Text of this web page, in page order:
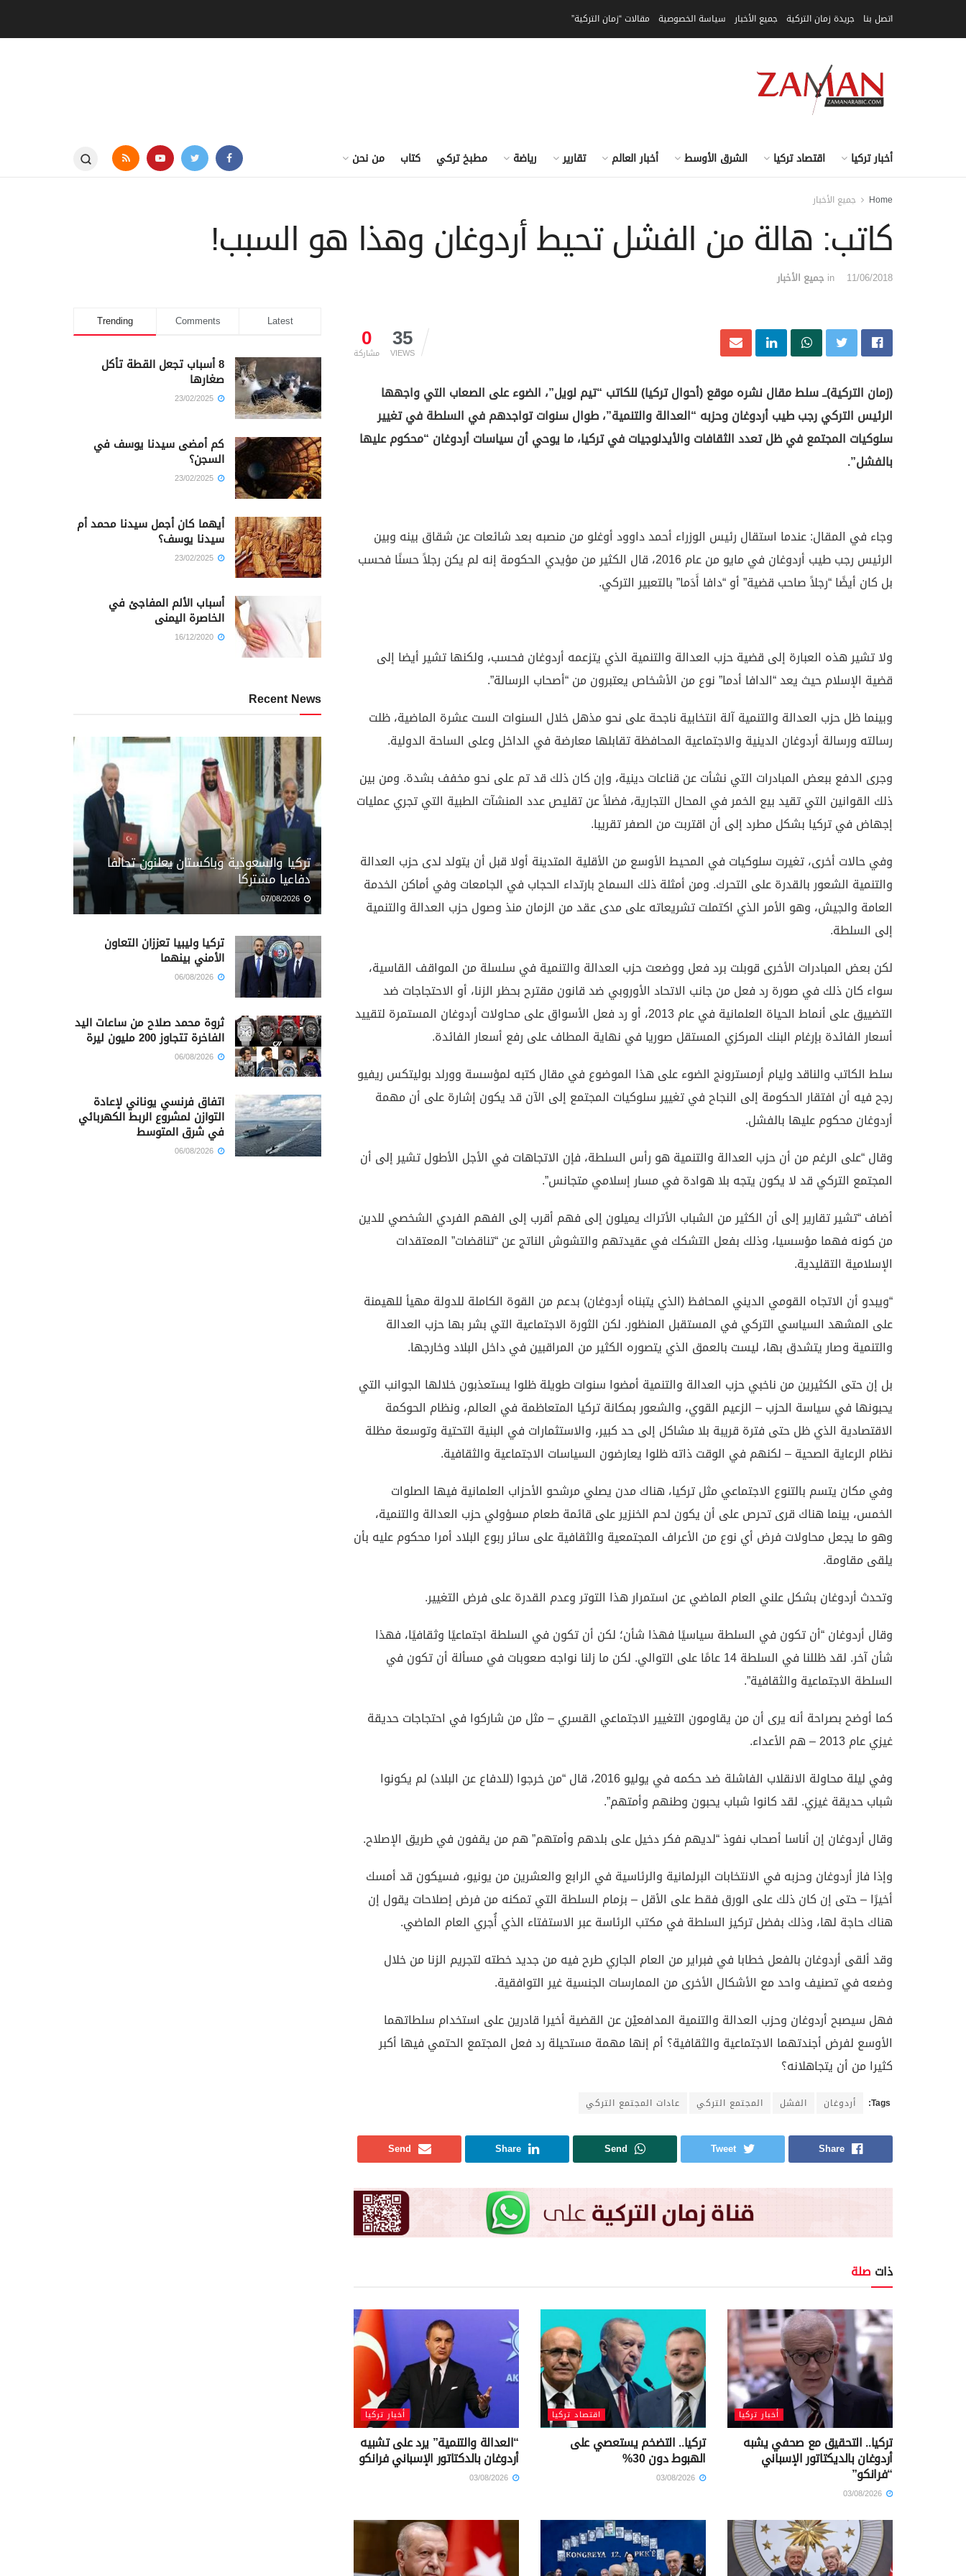
اتصل بنا جريدة زمان التركية جميع الأخبار سياسة الخصوصية مقالات “زمان التركية”
أخبار تركيا اقتصاد تركيا الشرق الأوسط أخبار العالم تقارير رياضة مطبخ تركي كتاب من نحن
Home جميع الأخبار
كاتب: هالة من الفشل تحيط أردوغان وهذا هو السبب!
11/06/2018
in جميع الأخبار
0
مشاركة 35
VIEWS
(زمان التركية)ــ سلط مقال نشره موقع (أحوال تركيا) للكاتب “تيم لويل”، الضوء على الصعاب التي واجهها
الرئيس التركي رجب طيب أردوغان وحزبه “العدالة والتنمية”، طوال سنوات تواجدهم في السلطة في تغيير
سلوكيات المجتمع في ظل تعدد الثقافات والأيدلوجيات في تركيا، ما يوحي أن سياسات أردوغان “محكوم عليها
بالفشل”.
وجاء في المقال: عندما استقال رئيس الوزراء أحمد داوود أوغلو من منصبه بعد شائعات عن شقاق بينه وبين
الرئيس رجب طيب أردوغان في مايو من عام 2016، قال الكثير من مؤيدي الحكومة إنه لم يكن رجلاً حسنًا فحسب
بل كان أيضًا “رجلاً صاحب قضية” أو “دافا أَدَما” بالتعبير التركي.
ولا تشير هذه العبارة إلى قضية حزب العدالة والتنمية الذي يتزعمه أردوغان فحسب، ولكنها تشير أيضا إلى
قضية الإسلام حيث يعد “الدافا أدما” نوع من الأشخاص يعتبرون من “أصحاب الرسالة”.
وبينما ظل حزب العدالة والتنمية آلة انتخابية ناجحة على نحو مذهل خلال السنوات الست عشرة الماضية، ظلت
رسالته ورسالة أردوغان الدينية والاجتماعية المحافظة تقابلها معارضة في الداخل وعلى الساحة الدولية.
وجرى الدفع ببعض المبادرات التي نشأت عن قناعات دينية، وإن كان ذلك قد تم على نحو مخفف بشدة. ومن بين
ذلك القوانين التي تقيد بيع الخمر في المحال التجارية، فضلاً عن تقليص عدد المنشآت الطبية التي تجري عمليات
إجهاض في تركيا بشكل مطرد إلى أن اقتربت من الصفر تقريبا.
وفي حالات أخرى، تغيرت سلوكيات في المحيط الأوسع من الأقلية المتدينة أولا قبل أن يتولد لدى حزب العدالة
والتنمية الشعور بالقدرة على التحرك. ومن أمثلة ذلك السماح بارتداء الحجاب في الجامعات وفي أماكن الخدمة
العامة والجيش، وهو الأمر الذي اكتملت تشريعاته على مدى عقد من الزمان منذ وصول حزب العدالة والتنمية
إلى السلطة.
لكن بعض المبادرات الأخرى قوبلت برد فعل ووضعت حزب العدالة والتنمية في سلسلة من المواقف القاسية،
سواء كان ذلك في صورة رد فعل من جانب الاتحاد الأوروبي ضد قانون مقترح بحظر الزنا، أو الاحتجاجات ضد
التضييق على أنماط الحياة العلمانية في عام 2013، أو رد فعل الأسواق على محاولات أردوغان المستمرة لتقييد
أسعار الفائدة بإرغام البنك المركزي المستقل صوريا في نهاية المطاف على رفع أسعار الفائدة.
سلط الكاتب والناقد وليام أرمسترونج الضوء على هذا الموضوع في مقال كتبه لمؤسسة وورلد بوليتكس ريفيو
رجح فيه أن افتقار الحكومة إلى النجاح في تغيير سلوكيات المجتمع إلى الآن قد يكون إشارة على أن مهمة
أردوغان محكوم عليها بالفشل.
وقال “على الرغم من أن حزب العدالة والتنمية هو رأس السلطة، فإن الاتجاهات في الأجل الأطول تشير إلى أن
المجتمع التركي قد لا يكون يتجه بلا هوادة في مسار إسلامي متجانس”.
أضاف “تشير تقارير إلى أن الكثير من الشباب الأتراك يميلون إلى فهم أقرب إلى الفهم الفردي الشخصي للدين
من كونه فهما مؤسسيا، وذلك بفعل التشكك في عقيدتهم والتشوش الناتج عن “تناقضات” المعتقدات
الإسلامية التقليدية.
“ويبدو أن الاتجاه القومي الديني المحافظ (الذي يتبناه أردوغان) بدعم من القوة الكاملة للدولة مهيأ للهيمنة
على المشهد السياسي التركي في المستقبل المنظور. لكن الثورة الاجتماعية التي بشر بها حزب العدالة
والتنمية وصار يتشدق بها، ليست بالعمق الذي يتصوره الكثير من المراقبين في داخل البلاد وخارجها.
بل إن حتى الكثيرين من ناخبي حزب العدالة والتنمية أمضوا سنوات طويلة ظلوا يستعذبون خلالها الجوانب التي
يحبونها في سياسة الحزب – الزعيم القوي، والشعور بمكانة تركيا المتعاظمة في العالم، ونظام الحوكمة
الاقتصادية الذي ظل حتى فترة قريبة بلا مشاكل إلى حد كبير، والاستثمارات في البنية التحتية وتوسعة مظلة
نظام الرعاية الصحية – لكنهم في الوقت ذاته ظلوا يعارضون السياسات الاجتماعية والثقافية.
وفي مكان يتسم بالتنوع الاجتماعي مثل تركيا، هناك مدن يصلي مرشحو الأحزاب العلمانية فيها الصلوات
الخمس، بينما هناك قرى تحرص على أن يكون لحم الخنزير على قائمة طعام مسؤولي حزب العدالة والتنمية،
وهو ما يجعل محاولات فرض أي نوع من الأعراف المجتمعية والثقافية على سائر ربوع البلاد أمرا محكوم عليه بأن
يلقى مقاومة.
وتحدث أردوغان بشكل علني العام الماضي عن استمرار هذا التوتر وعدم القدرة على فرض التغيير.
وقال أردوغان “أن تكون في السلطة سياسيًا فهذا شأن؛ لكن أن تكون في السلطة اجتماعيًا وثقافيًا، فهذا
شأن آخر. لقد ظللنا في السلطة 14 عامًا على التوالي. لكن ما زلنا نواجه صعوبات في مسألة أن تكون في
السلطة الاجتماعية والثقافية”.
كما أوضح بصراحة أنه يرى أن من يقاومون التغيير الاجتماعي القسري – مثل من شاركوا في احتجاجات حديقة
غيزي عام 2013 – هم الأعداء.
وفي ليلة محاولة الانقلاب الفاشلة ضد حكمه في يوليو 2016، قال “من خرجوا (للدفاع عن البلاد) لم يكونوا
شباب حديقة غيزي. لقد كانوا شباب يحبون وطنهم وأمتهم”.
وقال أردوغان إن أناسا أصحاب نفوذ “لديهم فكر دخيل على بلدهم وأمتهم” هم من يقفون في طريق الإصلاح.
وإذا فاز أردوغان وحزبه في الانتخابات البرلمانية والرئاسية في الرابع والعشرين من يونيو، فسيكون قد أمسك
أخيرًا – حتى إن كان ذلك على الورق فقط على الأقل – بزمام السلطة التي تمكنه من فرض إصلاحات يقول إن
هناك حاجة لها، وذلك بفضل تركيز السلطة في مكتب الرئاسة عبر الاستفتاء الذي أُجري العام الماضي.
وقد ألقى أردوغان بالفعل خطابا في فبراير من العام الجاري طرح فيه من جديد خطته لتجريم الزنا من خلال
وضعه في تصنيف واحد مع الأشكال الأخرى من الممارسات الجنسية غير التوافقية.
فهل سيصبح أردوغان وحزب العدالة والتنمية المدافعيْن عن القضية أخيرا قادرين على استخدام سلطاتهما
الأوسع لفرض أجندتهما الاجتماعية والثقافية؟ أم إنها مهمة مستحيلة رد فعل المجتمع الحتمي فيها أكبر
كثيرا من أن يتجاهلانه؟
Tags: أردوغان الفشل المجتمع التركي عادات المجتمع التركي
Share
Tweet
Send
Share
Send
ذات صلة
أخبار تركيا
تركيا.. التحقيق مع صحفي يشبه
أردوغان بالديكتاتور الإسباني
“فرانكو”
اقتصاد تركيا
تركيا.. التضخم يستعصي على
الهبوط دون 30%
أخبار تركيا
“العدالة والتنمية” يرد على تشبيه
أردوغان بالدكتاتور الإسباني فرانكو
Trending Comments Latest
8 أسباب تجعل القطة تأكل
صغارها
كم أمضى سيدنا يوسف في
السجن؟
أيهما كان أجمل سيدنا محمد أم
سيدنا يوسف؟
أسباب الألم المفاجئ في
الخاصرة اليمنى
Recent News
تركيا والسعودية وباكستان يعلنون تحالفا
دفاعيا مشتركا
تركيا وليبيا تعززان التعاون
الأمني بينهما
ثروة محمد صلاح من ساعات اليد
الفاخرة تتجاوز 200 مليون ليرة
اتفاق فرنسي يوناني لإعادة
التوازن لمشروع الربط الكهربائي
في شرق المتوسط